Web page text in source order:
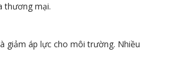
thương mại.
giảm áp lực cho môi trường. Nhiều